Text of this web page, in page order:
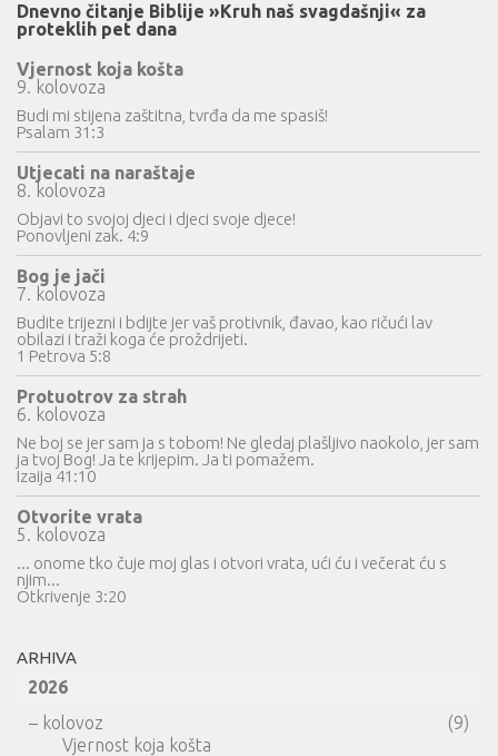
Dnevno čitanje Biblije »Kruh naš svagdašnji« za
proteklih pet dana
Vjernost koja košta
9. kolovoza
Budi mi stijena zaštitna, tvrđa da me spasiš!
Psalam 31:3
Utjecati na naraštaje
8. kolovoza
Objavi to svojoj djeci i djeci svoje djece!
Ponovljeni zak. 4:9
Bog je jači
7. kolovoza
Budite trijezni i bdijte jer vaš protivnik, đavao, kao ričući lav
obilazi i traži koga će proždrijeti.
1 Petrova 5:8
Protuotrov za strah
6. kolovoza
Ne boj se jer sam ja s tobom! Ne gledaj plašljivo naokolo, jer sam
ja tvoj Bog! Ja te krijepim. Ja ti pomažem.
Izaija 41:10
Otvorite vrata
5. kolovoza
... onome tko čuje moj glas i otvori vrata, ući ću i večerat ću s
njim...
Otkrivenje 3:20
ARHIVA
2026
– kolovoz
(9)
Vjernost koja košta